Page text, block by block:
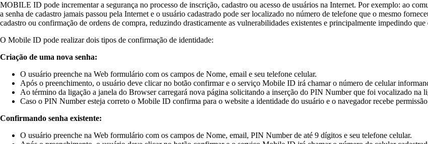
MOBILE ID pode incrementar a segurança no processo de inscrição, cadastro ou acesso de usuários na Internet. Por exemplo: ao
a senha de cadastro jamais passou pela Internet e o usuário cadastrado pode ser localizado no número de telefone que o mesmo
cadastro ou confirmação de ordens de compra, reduzindo drasticamente as vulnerabilidades existentes e principalmente impedindo
O Mobile ID pode realizar dois tipos de confirmação de identidade:
Criação de uma nova senha:
O usuário preenche na Web formulário com os campos de Nome, email e seu telefone celular.
Após o preenchimento, o usuário deve clicar no botão confirmar e o serviço Mobile ID irá chamar o número de celular
Ao término da ligação a janela do Browser carregará nova página solicitando a inserção do PIN Number que foi vocalizado na
Caso o PIN Number esteja correto o Mobile ID confirma para o website a identidade do usuário e o navegador recebe
Confirmando senha existente:
O usuário preenche na Web formulário com os campos de Nome, email, PIN Number de até 9 dígitos e seu telefone celular.